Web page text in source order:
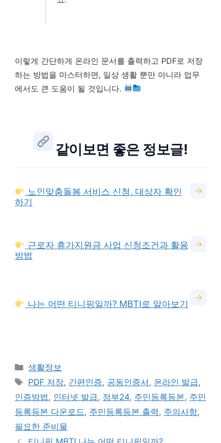
이렇게 간단하게 온라인 문서를 출력하고 PDF로 저장
하는 방법을 마스터하면, 일상 생활 뿐만 아니라 업무
에서도 큰 도움이 될 것입니다.
같이보면 좋은 정보글!
노인맞춤돌봄 서비스 신청, 대상자 확인
하기
→
근로자 휴가지원금 사업 신청조건과 활용
방법
→
나는 어떤 티니핑일까? MBTI로 알아보기
→
카
테
리
생활정보
태
그
PDF 저장, 간편인증, 공동인증서 , 온라인 발급,
인증방법 , 인터넷 발급, 정부24, 주민등록등본, 주민
등록등본 다운로드 , 주민등록등본 출력 , 주의사항,
필요한 준비물